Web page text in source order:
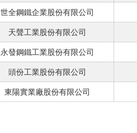
世全鋼鐵企業股份有限公司
天聲工業股份有限公司
永發鋼鐵工業股份有限公司
頭份工業股份有限公司
東陽實業廠股份有限公司